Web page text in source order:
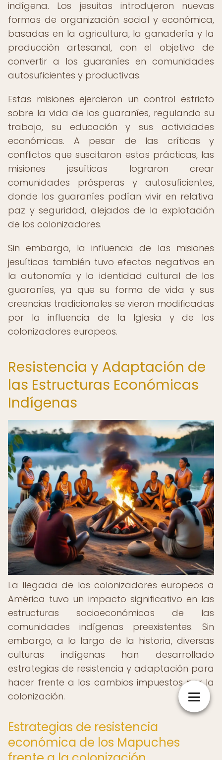
indígena. Los jesuitas introdujeron nuevas
formas de organización social y económica,
basadas en la agricultura, la ganadería y la
producción artesanal, con el objetivo de
convertir a los guaraníes en comunidades
autosuficientes y productivas.
Estas misiones ejercieron un control estricto
sobre la vida de los guaraníes, regulando su
trabajo, su educación y sus actividades
económicas. A pesar de las críticas y
conflictos que suscitaron estas prácticas, las
misiones jesuíticas lograron crear
comunidades prósperas y autosuficientes,
donde los guaraníes podían vivir en relativa
paz y seguridad, alejados de la explotación
de los colonizadores.
Sin embargo, la influencia de las misiones
jesuíticas también tuvo efectos negativos en
la autonomía y la identidad cultural de los
guaraníes, ya que su forma de vida y sus
creencias tradicionales se vieron modificadas
por la influencia de la Iglesia y de los
colonizadores europeos.
Resistencia y Adaptación de
las Estructuras Económicas
Indígenas
La llegada de los colonizadores europeos a
América tuvo un impacto significativo en las
estructuras socioeconómicas de las
comunidades indígenas preexistentes. Sin
embargo, a lo largo de la historia, diversas
culturas indígenas han desarrollado
estrategias de resistencia y adaptación para
hacer frente a los cambios impuestos por la
colonización.
Estrategias de resistencia
económica de los Mapuches